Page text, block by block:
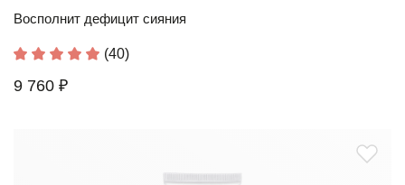
Восполнит дефицит сияния
(40)
9 760 ₽